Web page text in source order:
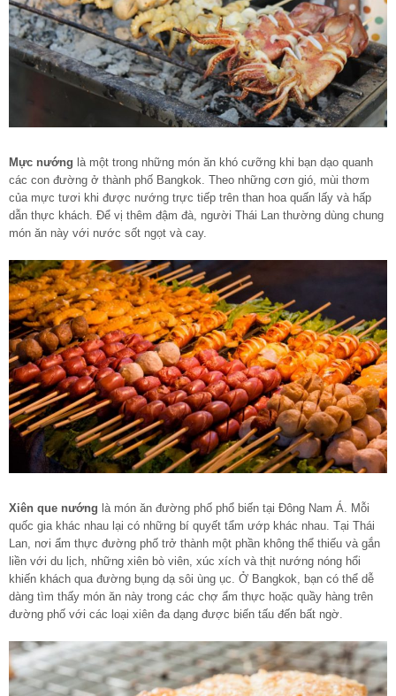
Mực nướng là một trong những món ăn khó cưỡng khi bạn dạo quanh
các con đường ở thành phố Bangkok. Theo những cơn gió, mùi thơm
của mực tươi khi được nướng trực tiếp trên than hoa quấn lấy và hấp
dẫn thực khách. Để vị thêm đậm đà, người Thái Lan thường dùng chung
món ăn này với nước sốt ngọt và cay.
Xiên que nướng là món ăn đường phố phổ biến tại Đông Nam Á. Mỗi
quốc gia khác nhau lại có những bí quyết tẩm ướp khác nhau. Tại Thái
Lan, nơi ẩm thực đường phố trở thành một phần không thể thiếu và gắn
liền với du lịch, những xiên bò viên, xúc xích và thịt nướng nóng hổi
khiến khách qua đường bụng dạ sôi ùng ục. Ở Bangkok, bạn có thể dễ
dàng tìm thấy món ăn này trong các chợ ẩm thực hoặc quầy hàng trên
đường phố với các loại xiên đa dạng được biến tấu đến bất ngờ.